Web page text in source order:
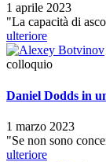
1 aprile 2023
"La capacità di
ulteriore
colloquio
Daniel Dodds in
1 marzo 2023
"Se non sono
ulteriore